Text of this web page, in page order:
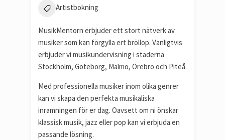
Artistbokning
MusikMentorn erbjuder ett stort nätverk av
musiker som kan förgylla ert bröllop. Vanligtvis
erbjuder vi musikundervisning i städerna
Stockholm, Göteborg, Malmö, Örebro och Piteå.
Med professionella musiker inom olika genrer
kan vi skapa den perfekta musikaliska
inramningen för er dag. Oavsett om ni önskar
klassisk musik, jazz eller pop kan vi erbjuda en
passande lösning.